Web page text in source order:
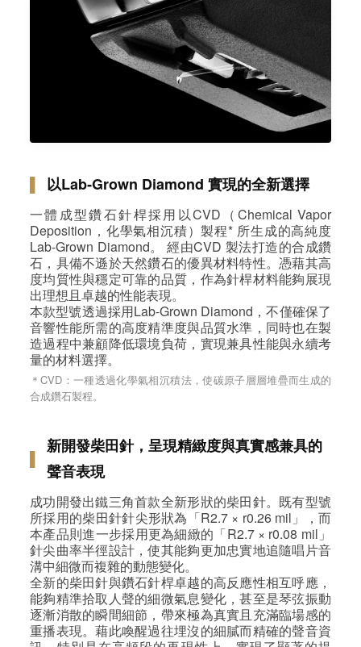
▌ 以Lab‑Grown Diamond 實現的全新選擇
一體成型鑽石針桿採用以CVD（Chemical Vapor
Deposition，化學氣相沉積）製程* 所生成的高純度
Lab‑Grown Diamond。 經由CVD 製法打造的合成鑽
石，具備不遜於天然鑽石的優異材料特性。憑藉其高
度均質性與穩定可靠的品質，作為針桿材料能夠展現
出理想且卓越的性能表現。
本款型號透過採用Lab‑Grown Diamond，不僅確保了
音響性能所需的高度精準度與品質水準，同時也在製
造過程中兼顧降低環境負荷，實現兼具性能與永續考
量的材料選擇。
＊CVD：一種透過化學氣相沉積法，使碳原子層層堆疊而生成的
合成鑽石製程。
▌
新開發柴田針，呈現精緻度與真實感兼具的
聲音表現
成功開發出鐵三角首款全新形狀的柴田針。既有型號
所採用的柴田針針尖形狀為「R2.7 × r0.26 mil」，而
本產品則進一步採用更為細緻的「R2.7 × r0.08 mil」
針尖曲率半徑設計，使其能夠更加忠實地追隨唱片音
溝中細微而複雜的動態變化。
全新的柴田針與鑽石針桿卓越的高反應性相互呼應，
能夠精準拾取人聲的細微氣息變化，甚至是琴弦振動
逐漸消散的瞬間細節，帶來極為真實且充滿臨場感的
重播表現。藉此喚醒過往埋沒的細膩而精確的聲音資